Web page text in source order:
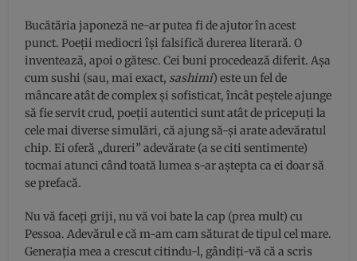
Bucătăria japoneză ne-ar putea fi de ajutor în acest
punct. Poeții mediocri își falsifică durerea literară. O
inventează, apoi o gătesc. Cei buni procedează diferit. Așa
cum sushi (sau, mai exact, sashimi) este un fel de
mâncare atât de complex și sofisticat, încât peștele ajunge
să fie servit crud, poeții autentici sunt atât de pricepuți la
cele mai diverse simulări, că ajung să-și arate adevăratul
chip. Ei oferă „dureri” adevărate (a se citi sentimente)
tocmai atunci când toată lumea s-ar aștepta ca ei doar să
se prefacă.
Nu vă faceți griji, nu vă voi bate la cap (prea mult) cu
Pessoa. Adevărul e că m-am cam săturat de tipul cel mare.
Generația mea a crescut citindu-l, gândiți-vă că a scris